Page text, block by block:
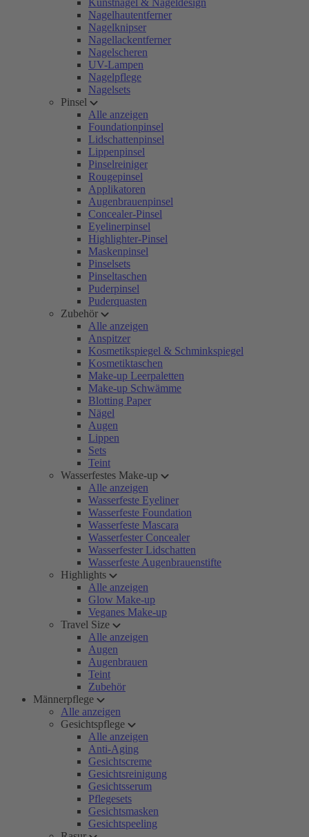
Kunstnägel & Nageldesign
Nagelhautentferner
Nagelknipser
Nagellackentferner
Nagelscheren
UV-Lampen
Nagelpflege
Nagelsets
Pinsel
Alle anzeigen
Foundationpinsel
Lidschattenpinsel
Lippenpinsel
Pinselreiniger
Rougepinsel
Applikatoren
Augenbrauenpinsel
Concealer-Pinsel
Eyelinerpinsel
Highlighter-Pinsel
Maskenpinsel
Pinselsets
Pinseltaschen
Puderpinsel
Puderquasten
Zubehör
Alle anzeigen
Anspitzer
Kosmetikspiegel & Schminkspiegel
Kosmetiktaschen
Make-up Leerpaletten
Make-up Schwämme
Blotting Paper
Nägel
Augen
Lippen
Sets
Teint
Wasserfestes Make-up
Alle anzeigen
Wasserfeste Eyeliner
Wasserfeste Foundation
Wasserfeste Mascara
Wasserfester Concealer
Wasserfester Lidschatten
Wasserfeste Augenbrauenstifte
Highlights
Alle anzeigen
Glow Make-up
Veganes Make-up
Travel Size
Alle anzeigen
Augen
Augenbrauen
Teint
Zubehör
Männerpflege
Alle anzeigen
Gesichtspflege
Alle anzeigen
Anti-Aging
Gesichtscreme
Gesichtsreinigung
Gesichtsserum
Pflegesets
Gesichtsmasken
Gesichtspeeling